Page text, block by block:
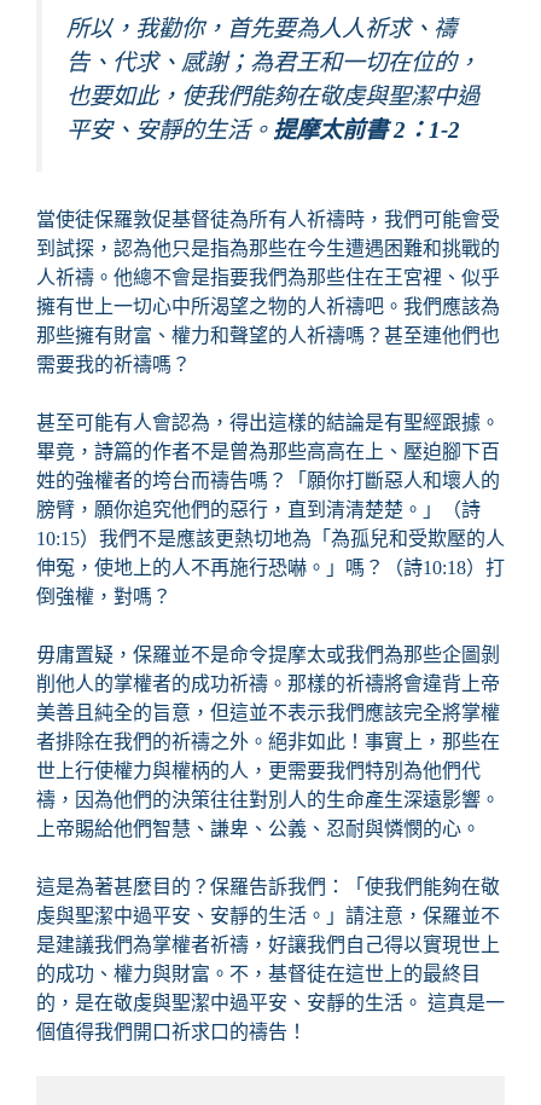
所以，我勸你，首先要為人人祈求、禱
告、代求、感謝；為君王和一切在位的，
也要如此，使我們能夠在敬虔與聖潔中過
平安、安靜的生活。 提摩太前書 2：1-2
當使徒保羅敦促基督徒為所有人祈禱時，我們可能會受
到試探，認為他只是指為那些在今生遭遇困難和挑戰的
人祈禱。他總不會是指要我們為那些住在王宮裡、似乎
擁有世上一切心中所渴望之物的人祈禱吧。我們應該為
那些擁有財富、權力和聲望的人祈禱嗎？甚至連他們也
需要我的祈禱嗎？
甚至可能有人會認為，得出這樣的結論是有聖經跟據。
畢竟，詩篇的作者不是曾為那些高高在上、壓迫腳下百
姓的強權者的垮台而禱告嗎？「願你打斷惡人和壞人的
膀臂，願你追究他們的惡行，直到清清楚楚。」（詩
10:15）我們不是應該更熱切地為「為孤兒和受欺壓的人
伸冤，使地上的人不再施行恐嚇。」嗎？（詩10:18）打
倒強權，對嗎？
毋庸置疑，保羅並不是命令提摩太或我們為那些企圖剝
削他人的掌權者的成功祈禱。那樣的祈禱將會違背上帝
美善且純全的旨意，但這並不表示我們應該完全將掌權
者排除在我們的祈禱之外。絕非如此！事實上，那些在
世上行使權力與權柄的人，更需要我們特別為他們代
禱，因為他們的決策往往對別人的生命產生深遠影響。
上帝賜給他們智慧、謙卑、公義、忍耐與憐憫的心。
這是為著甚麼目的？保羅告訴我們：「使我們能夠在敬
虔與聖潔中過平安、安靜的生活。」請注意，保羅並不
是建議我們為掌權者祈禱，好讓我們自己得以實現世上
的成功、權力與財富。不，基督徒在這世上的最終目
的，是在敬虔與聖潔中過平安、安靜的生活。 這真是一
個值得我們開口祈求口的禱告！